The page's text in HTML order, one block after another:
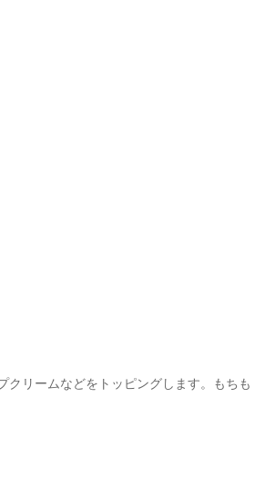
リームなどをトッピングします。もちも